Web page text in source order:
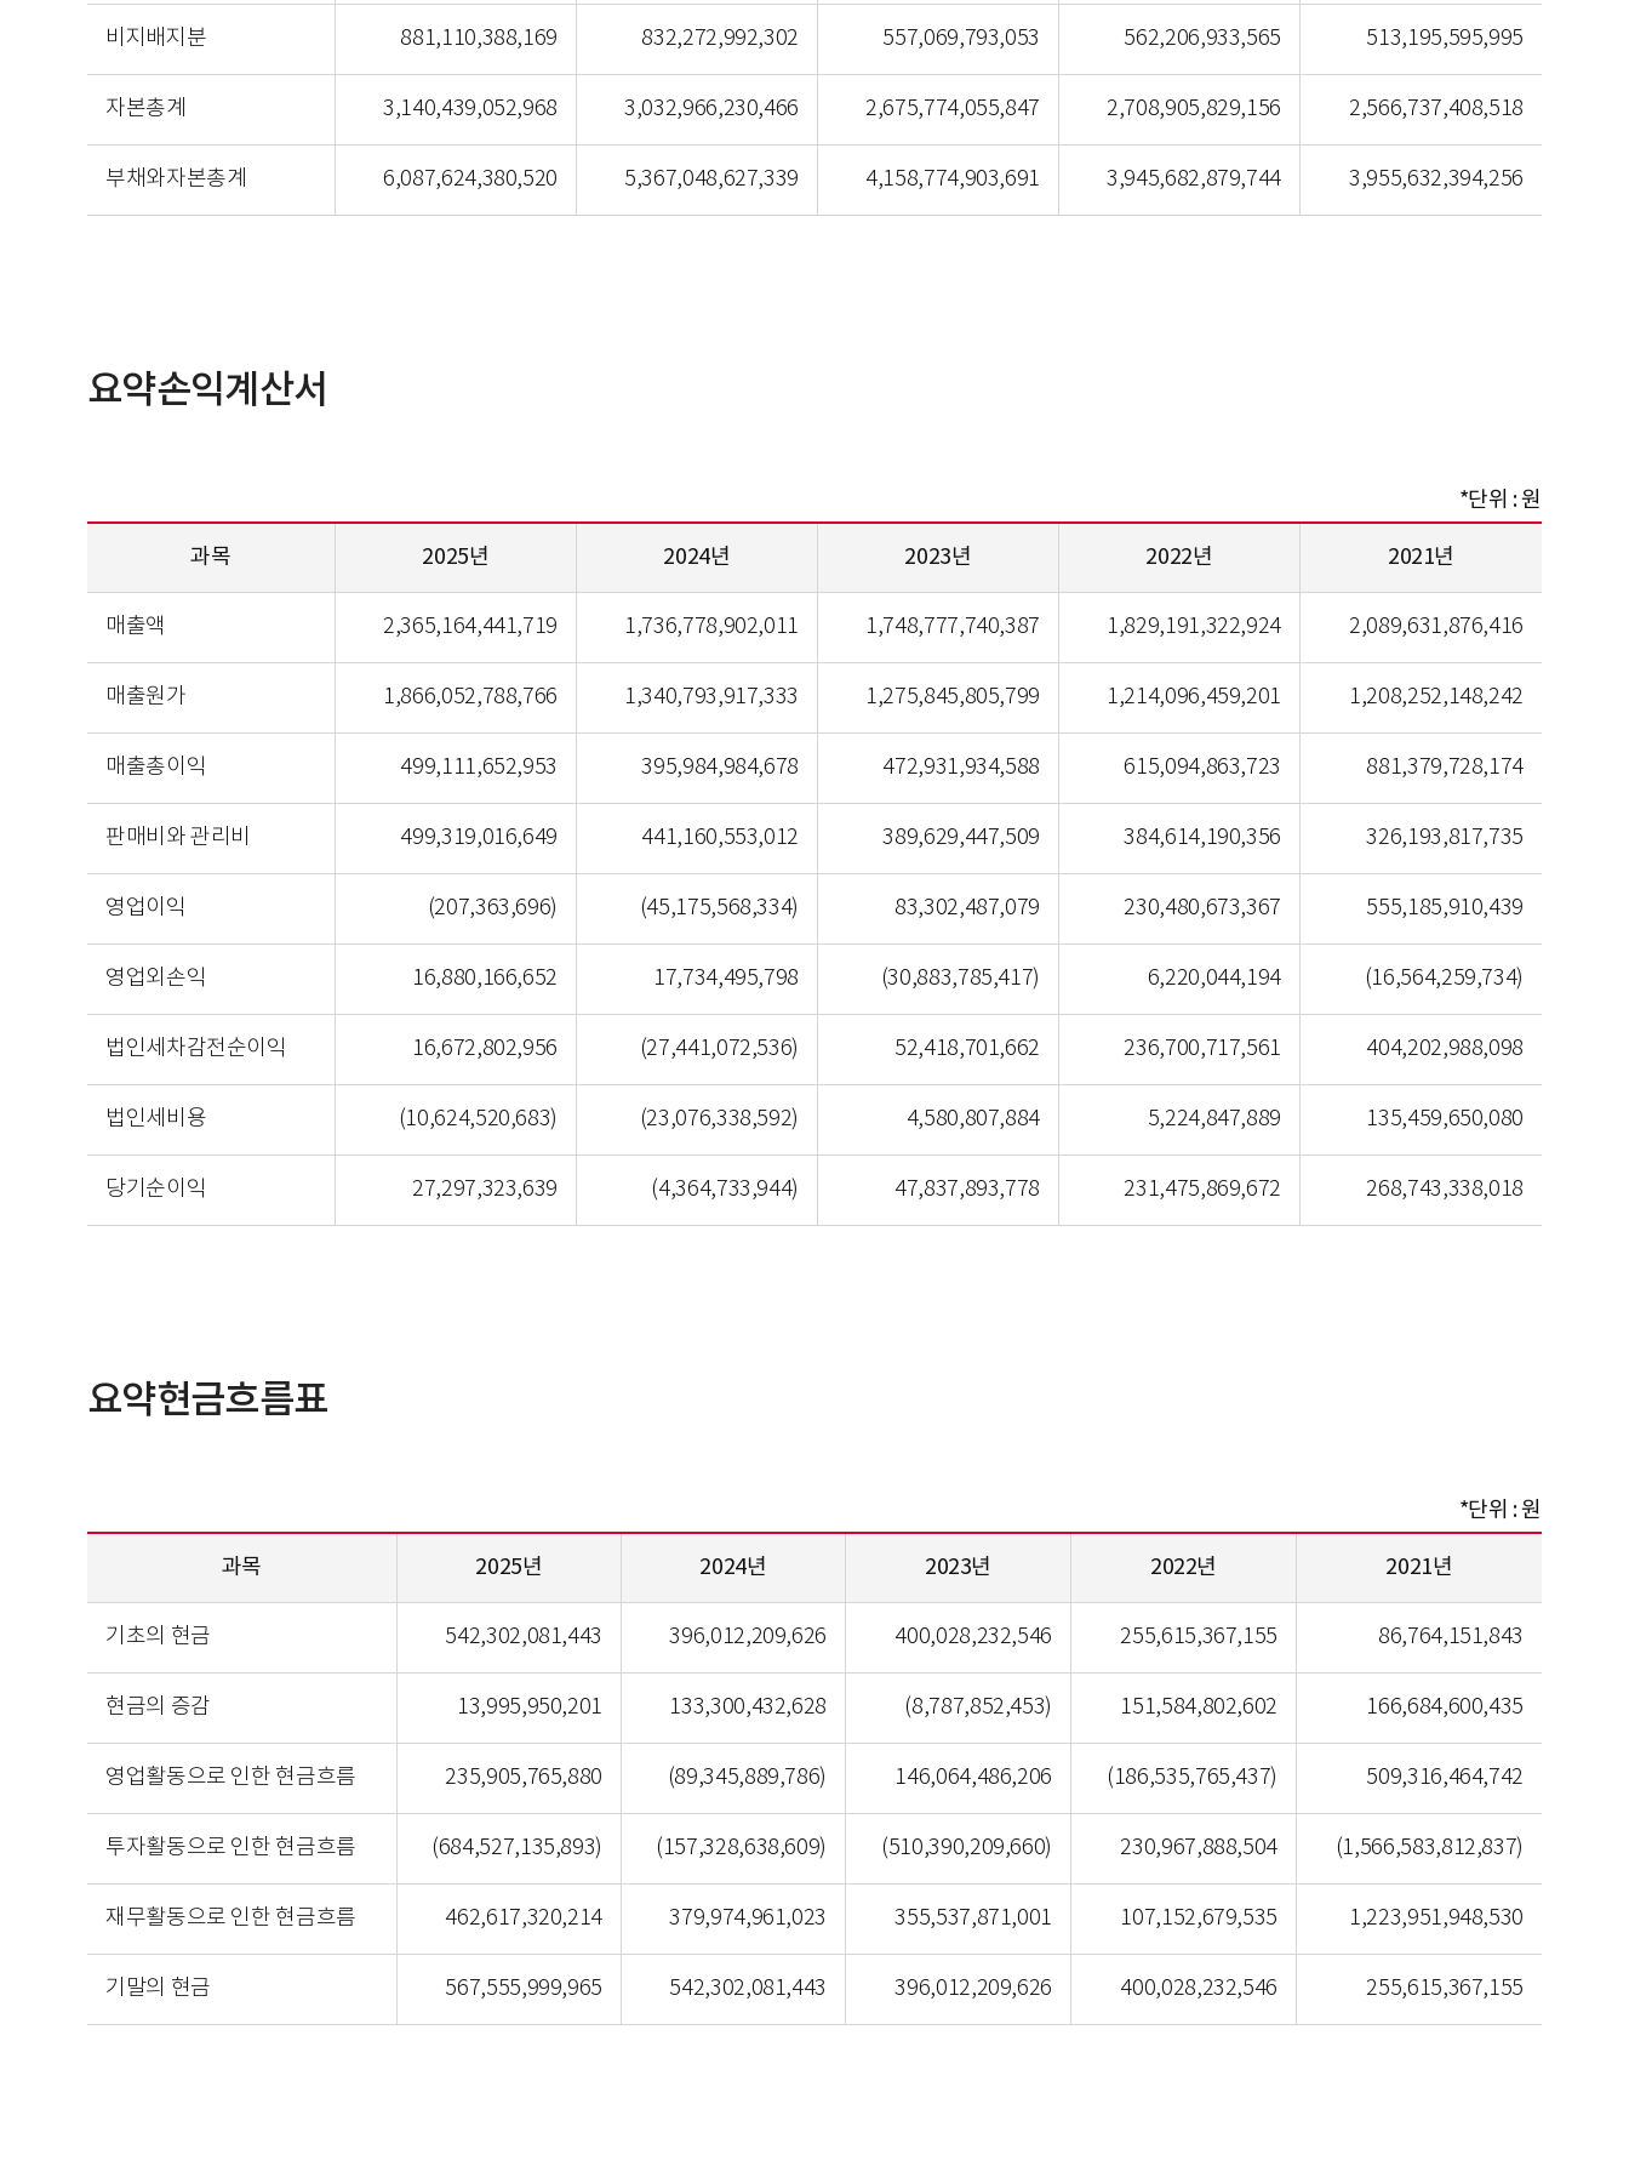
비지배지분 881,110,388,169 832,272,992,302 557,069,793,053 562,206,933,565 513,195,595,995
자본총계 3,140,439,052,968 3,032,966,230,466 2,675,774,055,847 2,708,905,829,156 2,566,737,408,518
부채와자본총계 6,087,624,380,520 5,367,048,627,339 4,158,774,903,691 3,945,682,879,744 3,955,632,394,256
요약손익계산서
*단위 : 원
과목 2025년 2024년 2023년 2022년 2021년
매출액 2,365,164,441,719 1,736,778,902,011 1,748,777,740,387 1,829,191,322,924 2,089,631,876,416
매출원가 1,866,052,788,766 1,340,793,917,333 1,275,845,805,799 1,214,096,459,201 1,208,252,148,242
매출총이익 499,111,652,953 395,984,984,678 472,931,934,588 615,094,863,723 881,379,728,174
판매비와 관리비 499,319,016,649 441,160,553,012 389,629,447,509 384,614,190,356 326,193,817,735
영업이익 (207,363,696) (45,175,568,334) 83,302,487,079 230,480,673,367 555,185,910,439
영업외손익 16,880,166,652 17,734,495,798 (30,883,785,417) 6,220,044,194 (16,564,259,734)
법인세차감전순이익 16,672,802,956 (27,441,072,536) 52,418,701,662 236,700,717,561 404,202,988,098
법인세비용 (10,624,520,683) (23,076,338,592) 4,580,807,884 5,224,847,889 135,459,650,080
당기순이익 27,297,323,639 (4,364,733,944) 47,837,893,778 231,475,869,672 268,743,338,018
요약현금흐름표
*단위 : 원
과목 2025년 2024년 2023년 2022년 2021년
기초의 현금 542,302,081,443 396,012,209,626 400,028,232,546 255,615,367,155 86,764,151,843
현금의 증감 13,995,950,201 133,300,432,628 (8,787,852,453) 151,584,802,602 166,684,600,435
영업활동으로 인한 현금흐름 235,905,765,880 (89,345,889,786) 146,064,486,206 (186,535,765,437) 509,316,464,742
투자활동으로 인한 현금흐름 (684,527,135,893) (157,328,638,609) (510,390,209,660) 230,967,888,504 (1,566,583,812,837)
재무활동으로 인한 현금흐름 462,617,320,214 379,974,961,023 355,537,871,001 107,152,679,535 1,223,951,948,530
기말의 현금 567,555,999,965 542,302,081,443 396,012,209,626 400,028,232,546 255,615,367,155